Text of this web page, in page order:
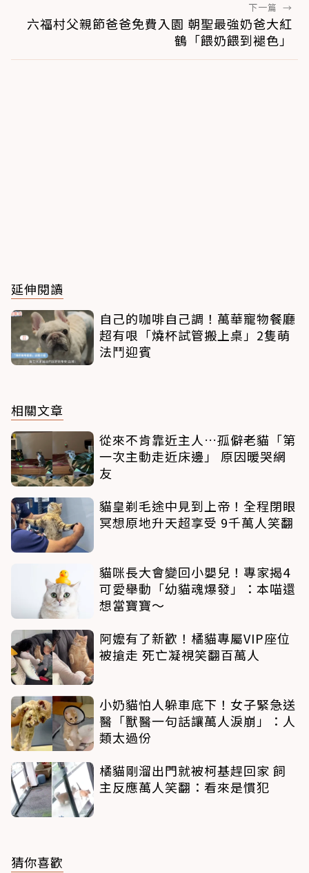
下一篇 →
六福村父親節爸爸免費入園 朝聖最強奶爸大紅
鶴「餵奶餵到褪色」
延伸閱讀
自己的咖啡自己調！萬華寵物餐廳
超有哏「燒杯試管搬上桌」2隻萌
法鬥迎賓
相關文章
從來不肯靠近主人…孤僻老貓「第
一次主動走近床邊」 原因暖哭網
友
貓皇剃毛途中見到上帝！全程閉眼
冥想原地升天超享受 9千萬人笑翻
貓咪長大會變回小嬰兒！專家揭4
可愛舉動「幼貓魂爆發」：本喵還
想當寶寶～
阿嬤有了新歡！橘貓專屬VIP座位
被搶走 死亡凝視笑翻百萬人
小奶貓怕人躲車底下！女子緊急送
醫「獸醫一句話讓萬人淚崩」：人
類太過份
橘貓剛溜出門就被柯基趕回家 飼
主反應萬人笑翻：看來是慣犯
猜你喜歡